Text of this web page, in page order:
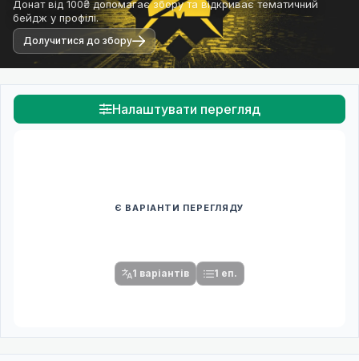
Донат від 100₴ допомагає збору та відкриває тематичний
бейдж у профілі.
Долучитися до збору
Налаштувати перегляд
Є ВАРІАНТИ ПЕРЕГЛЯДУ
1 варіантів 1 еп.